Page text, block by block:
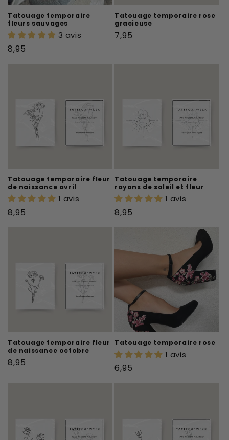
Tatouage temporaire
fleurs sauvages
3 avis
Prix
8,95
Tatouage temporaire rose
gracieuse
Prix
7,95
Tatouage temporaire fleur
de naissance avril
1 avis
Prix
8,95
Tatouage temporaire
rayons de soleil et fleur
1 avis
Prix
8,95
Tatouage temporaire fleur
de naissance octobre
Prix
8,95
Tatouage temporaire rose
1 avis
Prix
6,95